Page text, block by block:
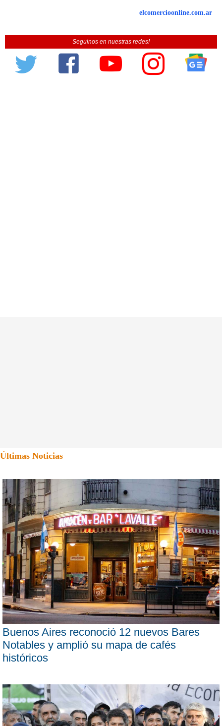
elcomercioonline.com.ar
Seguinos en nuestras redes!
Últimas Noticias
Buenos Aires reconoció 12 nuevos Bares
Notables y amplió su mapa de cafés
históricos